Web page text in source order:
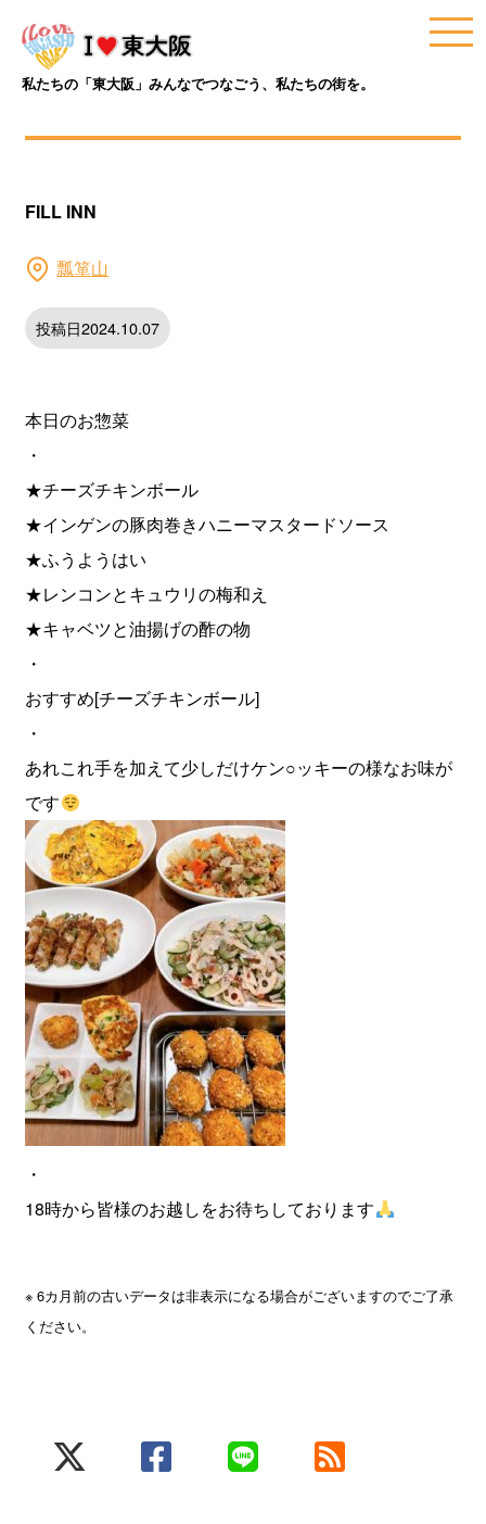
私たちの「東大阪」みんなでつなごう、私たちの街を。
FILL INN
瓢箪山
投稿日2024.10.07
本日のお惣菜
・
★チーズチキンボール
★インゲンの豚肉巻きハニーマスタードソース
★ふうようはい
★レンコンとキュウリの梅和え
★キャベツと油揚げの酢の物
・
おすすめ[チーズチキンボール]
・
あれこれ手を加えて少しだけケン○ッキーの様なお味が
です
・
18時から皆様のお越しをお待ちしております
※ 6カ月前の古いデータは非表示になる場合がございますのでご了承
ください。